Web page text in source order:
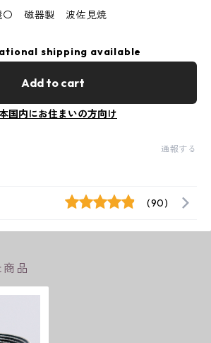
〇 磁器製 波佐見焼
shipping available
Add to cart
国内にお住まいの方向け
通報する
(90)
商品